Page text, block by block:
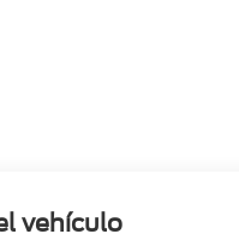
vehículo